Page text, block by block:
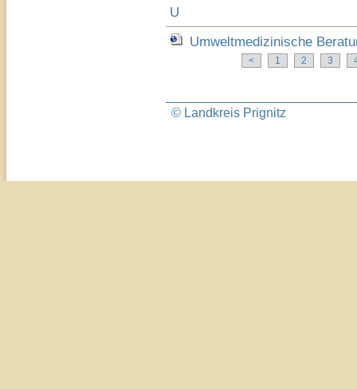
U
Umweltmedizinische
< 1 2 3
© Landkreis Prignitz